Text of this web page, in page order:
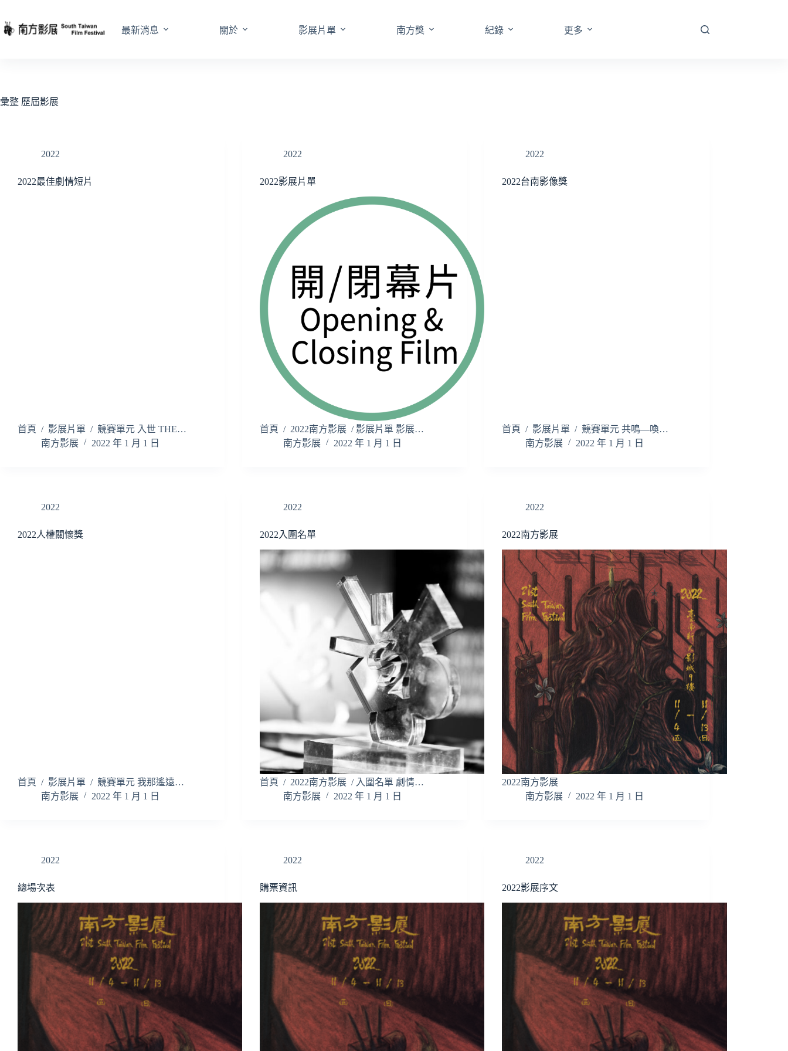
至
主
最新消息 關於 影展片單 南方獎 紀錄 更多
彙整 歷屆影展
2022
2022最佳劇情短片
首頁 / 影展片單 / 競賽單元 入世 THE…
南方影展
2022 年 1 月 1 日
2022
2022影展片單
首頁 / 2022南方影展 / 影展片單 影展…
南方影展
2022 年 1 月 1 日
2022
2022台南影像獎
首頁 / 影展片單 / 競賽單元 共鳴—喚…
南方影展
2022 年 1 月 1 日
2022
2022人權關懷獎
首頁 / 影展片單 / 競賽單元 我那遙遠…
南方影展
2022 年 1 月 1 日
2022
2022入圍名單
首頁 / 2022南方影展 / 入圍名單 劇情…
南方影展
2022 年 1 月 1 日
2022
2022南方影展
2022南方影展
南方影展
2022 年 1 月 1 日
2022
總場次表
2022
購票資訊
2022
2022影展序文